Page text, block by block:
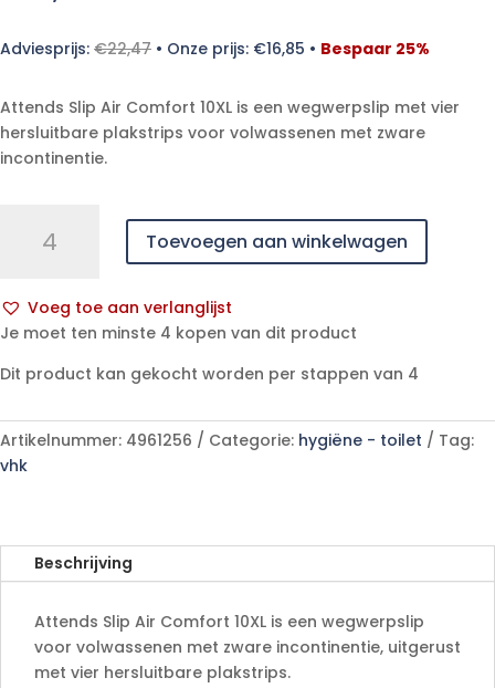
Adviesprijs: €22,47 • Onze prijs: €16,85 • Bespaar 25%
Attends Slip Air Comfort 10XL is een wegwerpslip met vier
hersluitbare plakstrips voor volwassenen met zware
incontinentie.
10XL
aantal
Toevoegen aan winkelwagen
Voeg toe aan verlanglijst
A
t
r
n
e
Je moet ten minste 4 kopen van dit product
Dit product kan gekocht worden per stappen van 4
Artikelnummer: 4961256 Categorie: hygiëne - toilet
Tag:
vhk
Beschrijving
Attends Slip Air Comfort 10XL is een wegwerpslip
voor volwassenen met zware incontinentie, uitgerust
met vier hersluitbare plakstrips.